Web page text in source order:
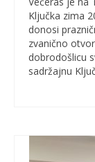
Ključka zima
donosi
zvanično
dobrodošlicu
sadržajnu